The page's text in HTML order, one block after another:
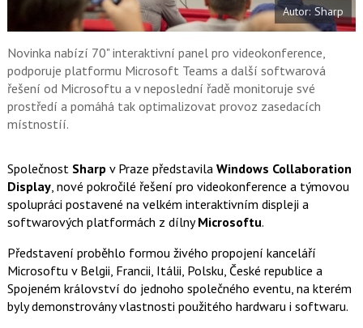
o
o
k
Autor: Sharp
Novinka nabízí 70" interaktivní panel pro videokonference,
podporuje platformu Microsoft Teams a další softwarová
řešení od Microsoftu a v neposlední řadě monitoruje své
prostředí a pomáhá tak optimalizovat provoz zasedacích
místnostíí.
Společnost Sharpv Praze představila Windows Collaboration
Display, nové pokročilé řešení pro videokonference a týmovou
spolupráci postavené na velkém interaktivním displeji a
softwarových platformách z dílnyMicrosoftu.
Představení proběhlo formou živého propojení kanceláří
Microsoftu v Belgii, Francii, Itálii, Polsku, České republice a
Spojeném království do jednoho společného eventu, na kterém
byly demonstrovány vlastnosti použitého hardwaru i softwaru.